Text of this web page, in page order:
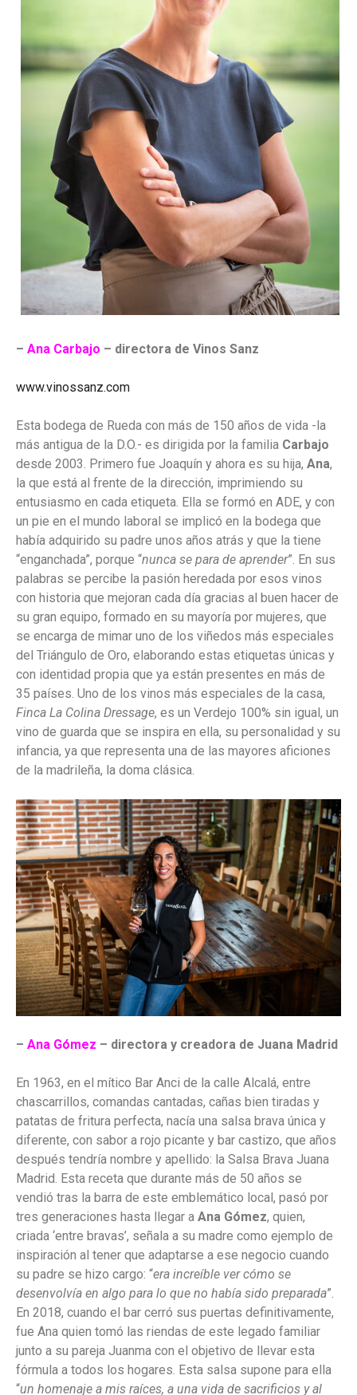
– Ana Carbajo – directora de Vinos Sanz
www.vinossanz.com
Esta bodega de Rueda con más de 150 años de vida -la
más antigua de la D.O.- es dirigida por la familia Carbajo
desde 2003. Primero fue Joaquín y ahora es su hija, Ana,
la que está al frente de la dirección, imprimiendo su
entusiasmo en cada etiqueta. Ella se formó en ADE, y con
un pie en el mundo laboral se implicó en la bodega que
había adquirido su padre unos años atrás y que la tiene
“enganchada”, porque “nunca se para de aprender”. En sus
palabras se percibe la pasión heredada por esos vinos
con historia que mejoran cada día gracias al buen hacer de
su gran equipo, formado en su mayoría por mujeres, que
se encarga de mimar uno de los viñedos más especiales
del Triángulo de Oro, elaborando estas etiquetas únicas y
con identidad propia que ya están presentes en más de
35 países. Uno de los vinos más especiales de la casa,
Finca La Colina Dressage, es un Verdejo 100% sin igual, un
vino de guarda que se inspira en ella, su personalidad y su
infancia, ya que representa una de las mayores aficiones
de la madrileña, la doma clásica.
– Ana Gómez – directora y creadora de Juana Madrid
En 1963, en el mítico Bar Anci de la calle Alcalá, entre
chascarrillos, comandas cantadas, cañas bien tiradas y
patatas de fritura perfecta, nacía una salsa brava única y
diferente, con sabor a rojo picante y bar castizo, que años
después tendría nombre y apellido: la Salsa Brava Juana
Madrid. Esta receta que durante más de 50 años se
vendió tras la barra de este emblemático local, pasó por
tres generaciones hasta llegar a Ana Gómez, quien,
criada ‘entre bravas’, señala a su madre como ejemplo de
inspiración al tener que adaptarse a ese negocio cuando
su padre se hizo cargo: “era increíble ver cómo se
desenvolvía en algo para lo que no había sido preparada”.
En 2018, cuando el bar cerró sus puertas definitivamente,
fue Ana quien tomó las riendas de este legado familiar
junto a su pareja Juanma con el objetivo de llevar esta
fórmula a todos los hogares. Esta salsa supone para ella
“un homenaje a mis raíces, a una vida de sacrificios y al